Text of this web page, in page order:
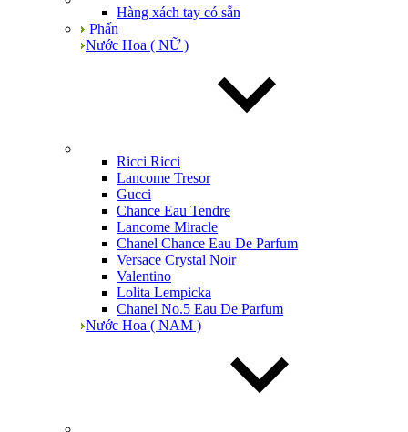
Hàng xách tay có sẵn
Phấn
Nước Hoa ( NỮ )
Ricci Ricci
Lancome Tresor
Gucci
Chance Eau Tendre
Lancome Miracle
Chanel Chance Eau De Parfum
Versace Crystal Noir
Valentino
Lolita Lempicka
Chanel No.5 Eau De Parfum
Nước Hoa ( NAM )